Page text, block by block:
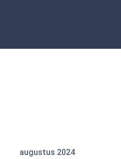
augustus 2024